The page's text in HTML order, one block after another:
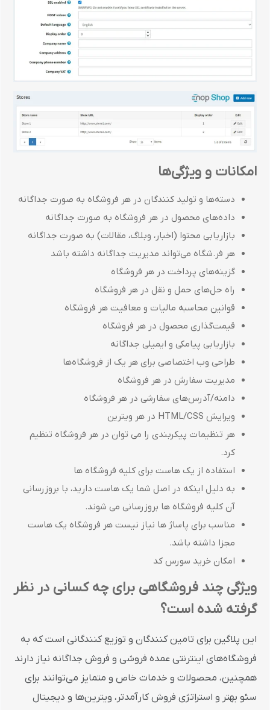
امکانات و ویژگی‌ها
دسته‌ها و تولید کنندگان در هر فروشگاه به صورت جداگانه
داده‌های محصول در هر فروشگاه به صورت جداگانه
بازاریابی محتوا (اخبار، وبلاگ، مقالات) به صورت جداگانه
هر فر.شگاه می‌تواند مدیریت جداگانه داشته باشد
گزینه‌های پرداخت در هر فروشگاه
راه حل‌های حمل و نقل در هر فروشگاه
قوانین محاسبه مالیات و معافیت هر فروشگاه
قیمت‌گذاری محصول در هر فروشگاه
بازاریابی پیامکی و ایمیلی جداگانه
طراحی وب اختصاصی برای هر یک از فروشگاه‌ها
مدیریت سفارش در هر فروشگاه
دامنه/آدرس‌های سفارشی در هر فروشگاه
ویرایش HTML/CSS در هر ویترین
هر تنظیمات پیکربندی را می توان در هر فروشگاه تنظیم
کرد.
استفاده از یک هاست برای کلیه فروشگاه ها
به دلیل اینکه در اصل شما یک هاست دارید، با بروزرسانی
آن کلیه فروشگاه ها بروزرسانی می شوند.
مناسب برای پاساژ ها نیاز نیست هر فروشگاه یک هاست
مجزا داشته باشد.
امکان خرید سورس کد
ویژگی چند فروشگاهی برای چه کسانی در نظر
گرفته شده است؟
این پلاگین برای تامین کنندگان و توزیع کنندگانی است که به
فروشگاه‌های اینترنتی عمده فروشی و فروش جداگانه نیاز دارند
همچنین، محصولات و خدمات خاص و متمایز می‌توانند برای
سئو بهتر و استراتژی فروش کارآمدتر، ویترین‌ها و دیجیتال